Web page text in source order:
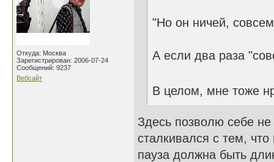
Откуда: Москва
Зарегистрирован: 2006-07-24
Сообщений: 9237
Вебсайт
"Но он ничей,
А если два раза
В целом, мне тоже
Здесь позволю себе не
сталкивался с тем,
пауза должна быть